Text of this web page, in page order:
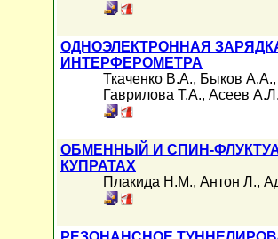
ОДНОЭЛЕКТРОННАЯ
ИНТЕРФЕРОМЕТРА
Ткаченко В.А., Быков А.А.
Гаврилова Т.А., Асеев
ОБМЕННЫЙ И СПИН-
КУПРАТАХ
Плакида Н.М., Антон Л.,